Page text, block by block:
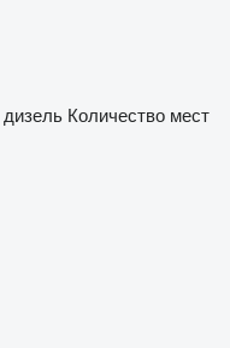
дизель Количество мест